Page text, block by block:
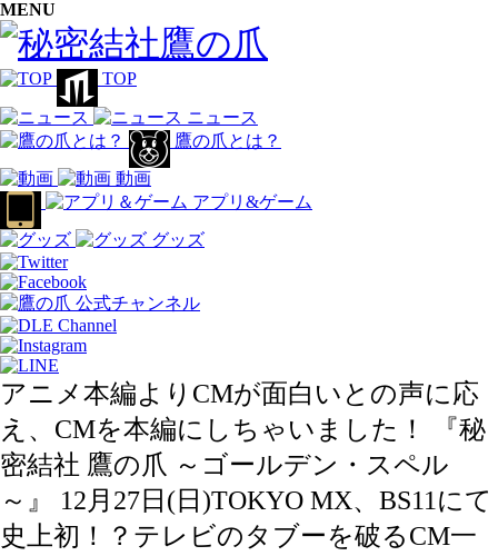
MENU
TOP
ニュース
鷹の爪とは？
動画
アプリ&ゲーム
グッズ
アニメ本編よりCMが面白いとの声に応
え、CMを本編にしちゃいました！ 『秘
密結社 鷹の爪 ～ゴールデン・スペル
～』 12月27日(日)TOKYO MX、BS11にて
史上初！？テレビのタブーを破るCM一